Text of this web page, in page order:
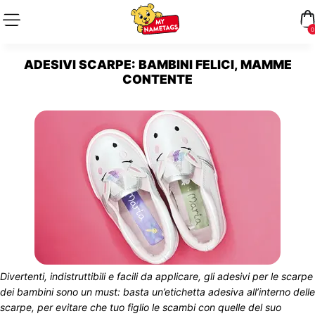
0
ADESIVI SCARPE: BAMBINI FELICI, MAMME
CONTENTE
Divertenti, indistruttibili e facili da applicare, gli adesivi per le scarpe
dei bambini sono un must: basta un’etichetta adesiva all’interno delle
scarpe, per evitare che tuo figlio le scambi con quelle del suo